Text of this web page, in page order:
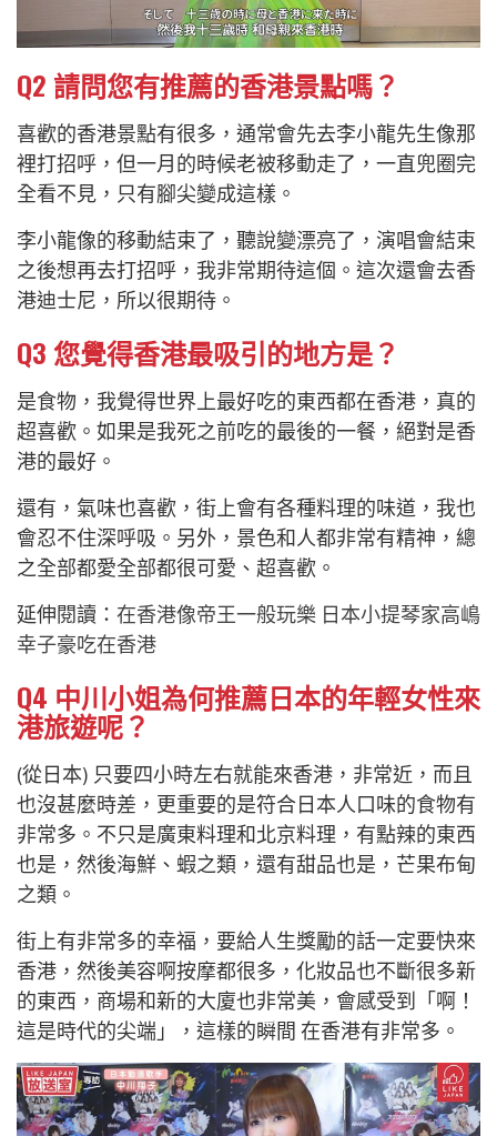
Q2 請問您有推薦的香港景點嗎？
喜歡的香港景點有很多，通常會先去李小龍先生像那
裡打招呼，但一月的時候老被移動走了，一直兜圈完
全看不見，只有腳尖變成這樣。
李小龍像的移動結束了，聽說變漂亮了，演唱會結束
之後想再去打招呼，我非常期待這個。這次還會去香
港迪士尼，所以很期待。
Q3您覺得香港最吸引的地方是？
是食物，我覺得世界上最好吃的東西都在香港，真的
超喜歡。如果是我死之前吃的最後的一餐，絕對是香
港的最好。
還有，氣味也喜歡，街上會有各種料理的味道，我也
會忍不住深呼吸。另外，景色和人都非常有精神，總
之全部都愛全部都很可愛、超喜歡。
延伸閱讀： 在香港像帝王一般玩樂 日本小提琴家高嶋
幸子豪吃在香港
Q4 中川小姐為何推薦日本的年輕女性來
港旅遊呢？
(從日本) 只要四小時左右就能來香港，非常近，而且
也沒甚麼時差，更重要的是符合日本人口味的食物有
非常多。不只是廣東料理和北京料理，有點辣的東西
也是，然後海鮮、蝦之類，還有甜品也是，芒果布甸
之類。
街上有非常多的幸福，要給人生獎勵的話一定要快來
香港，然後美容啊按摩都很多，化妝品也不斷很多新
的東西，商場和新的大廈也非常美，會感受到「啊！
這是時代的尖端」，這樣的瞬間 在香港有非常多。